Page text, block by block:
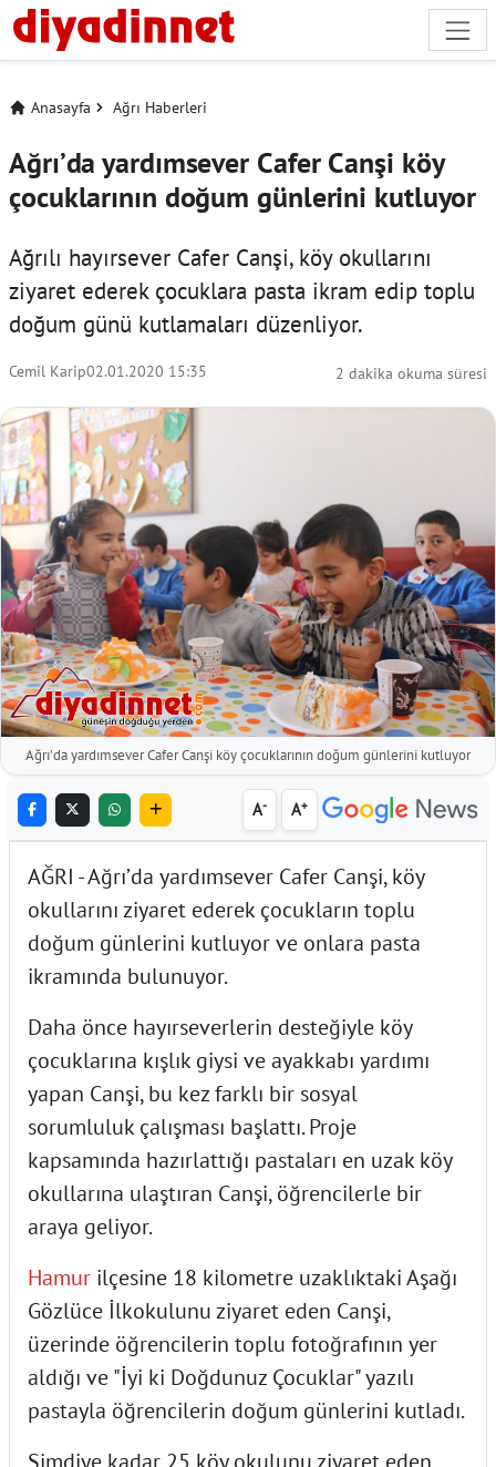
Anasayfa Ağrı Haberleri
Ağrı’da yardımsever Cafer Canşi köy
çocuklarının doğum günlerini kutluyor
Ağrılı hayırsever Cafer Canşi, köy okullarını
ziyaret ederek çocuklara pasta ikram edip toplu
doğum günü kutlamaları düzenliyor.
Cemil Karip02.01.2020 15:35 2 dakika okuma süresi
Ağrı’da yardımsever Cafer Canşi köy çocuklarının doğum günlerini kutluyor
A- A+
AĞRI - Ağrı’da yardımsever Cafer Canşi, köy
okullarını ziyaret ederek çocukların toplu
doğum günlerini kutluyor ve onlara pasta
ikramında bulunuyor.
Daha önce hayırseverlerin desteğiyle köy
çocuklarına kışlık giysi ve ayakkabı yardımı
yapan Canşi, bu kez farklı bir sosyal
sorumluluk çalışması başlattı. Proje
kapsamında hazırlattığı pastaları en uzak köy
okullarına ulaştıran Canşi, öğrencilerle bir
araya geliyor.
Hamur ilçesine 18 kilometre uzaklıktaki Aşağı
Gözlüce İlkokulunu ziyaret eden Canşi,
üzerinde öğrencilerin toplu fotoğrafının yer
aldığı ve "İyi ki Doğdunuz Çocuklar" yazılı
pastayla öğrencilerin doğum günlerini kutladı.